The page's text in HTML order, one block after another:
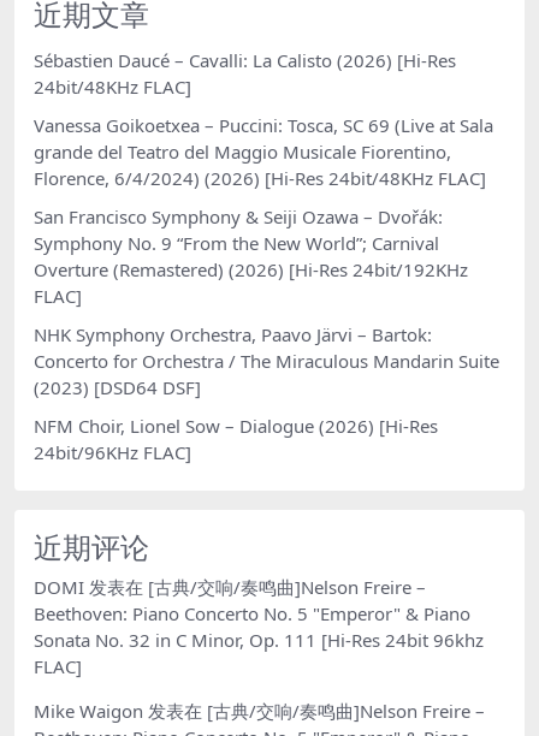
近期文章
Sébastien Daucé – Cavalli: La Calisto (2026) [Hi-Res
24bit/48KHz FLAC]
Vanessa Goikoetxea – Puccini: Tosca, SC 69 (Live at Sala
grande del Teatro del Maggio Musicale Fiorentino,
Florence, 6/4/2024) (2026) [Hi-Res 24bit/48KHz FLAC]
San Francisco Symphony & Seiji Ozawa – Dvořák:
Symphony No. 9 “From the New World”; Carnival
Overture (Remastered) (2026) [Hi-Res 24bit/192KHz
FLAC]
NHK Symphony Orchestra, Paavo Järvi – Bartok:
Concerto for Orchestra / The Miraculous Mandarin Suite
(2023) [DSD64 DSF]
NFM Choir, Lionel Sow – Dialogue (2026) [Hi-Res
24bit/96KHz FLAC]
近期评论
DOMI 发表在 [古典/交响/奏鸣曲]Nelson Freire –
Beethoven: Piano Concerto No. 5 "Emperor" & Piano
Sonata No. 32 in C Minor, Op. 111 [Hi-Res 24bit 96khz
FLAC]
Mike Waigon 发表在 [古典/交响/奏鸣曲]Nelson Freire –